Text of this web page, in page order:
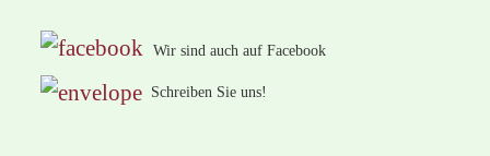
Wir sind auch auf Facebook
Schreiben Sie uns!